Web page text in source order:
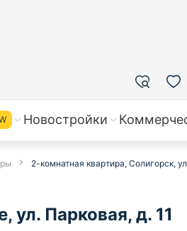
Новостройки
2-комнатная квартира, Солигорск,
Парковая, д. 11